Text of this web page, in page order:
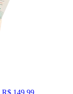
R$ 149,99